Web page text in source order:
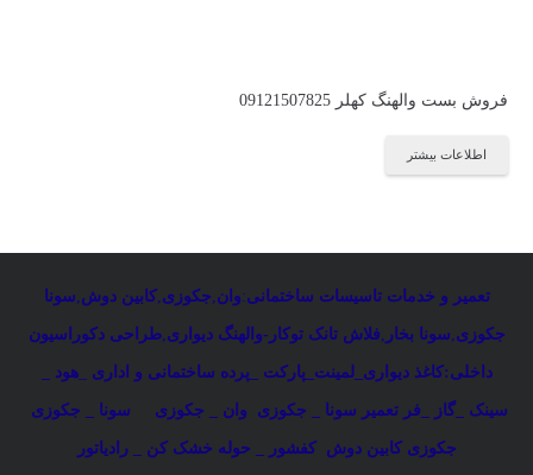
فروش بست والهنگ کهلر 09121507825
اطلاعات بیشتر
تعمیر و خدمات تاسیسات ساختمانی:وان جکوزی ,کابین دوش سونا
جکوزی سونا بخار فلاش تانک توکار-والهنگ دیواری ,طراحی دکوراسیون
داخلی:کاغذ دیواری_لمینت_پارکت _پرده ساختمانی و اداری _هود _
سینک _گاز _فر تعمیر سونا _ جکوزی وان _ جکوزی سونا _ جکوزی
جکوزی کابین دوش کفشور _ حوله خشک کن _ رادیاتور